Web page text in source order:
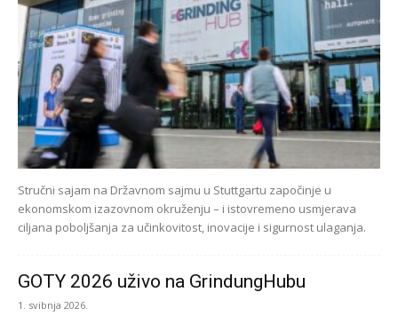
Stručni sajam na Državnom sajmu u Stuttgartu započinje u
ekonomskom izazovnom okruženju – i istovremeno usmjerava
ciljana poboljšanja za učinkovitost, inovacije i sigurnost ulaganja.
GOTY 2026 uživo na GrindungHubu
1. svibnja 2026.